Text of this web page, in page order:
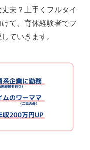
夫？上手くフルタイ
て、育休経験者でフ
ていきます。